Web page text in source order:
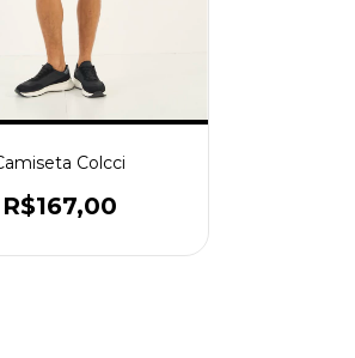
Colcci
R$167,00